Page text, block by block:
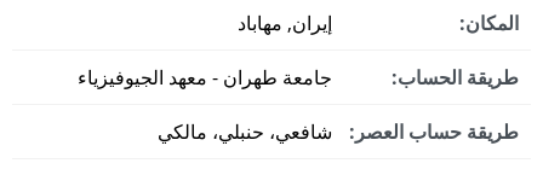
المكان: إيران, مهاباد
طريقة الحساب: جامعة طهران - معهد الجيوفيزياء
طريقة حساب العصر: شافعي، حنبلي، مالكي